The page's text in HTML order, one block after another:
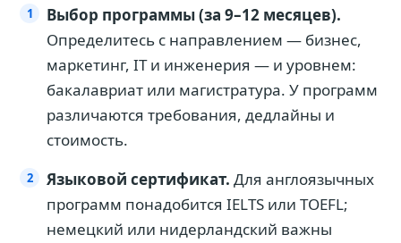
Выбор программы (за 9–12 месяцев).
Определитесь с направлением — бизнес,
маркетинг, IT и инженерия — и уровнем:
бакалавриат или магистратура. У программ
различаются требования, дедлайны и
стоимость.
Языковой сертификат. Для англоязычных
программ понадобится IELTS или TOEFL;
немецкий или нидерландский важны